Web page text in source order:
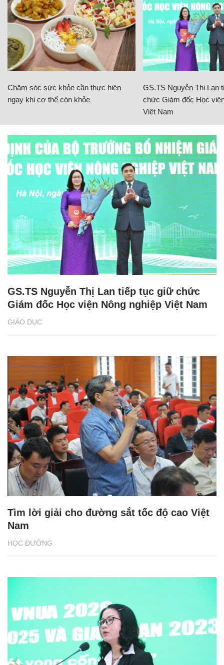
Chăm sóc sức khỏe cần thực hiện
ngay khi cơ thể còn khỏe
GS.TS Nguyễn Thị Lan
chức Giám đốc Học
Việt Nam
GIÁO DỤC
GS.TS Nguyễn Thị Lan tiếp tục giữ chức
Giám đốc Học viện Nông nghiệp Việt Nam
HỌC ĐƯỜNG
Tìm lời giải cho đường sắt tốc độ cao Việt
Nam